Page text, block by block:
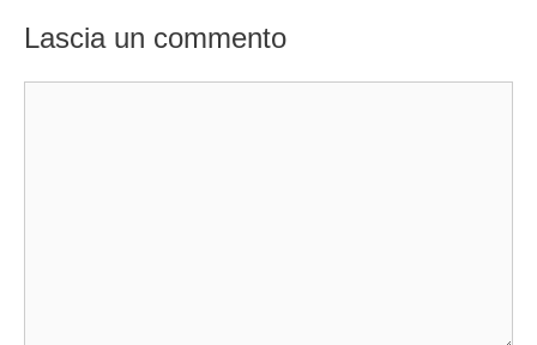
Lascia un commento